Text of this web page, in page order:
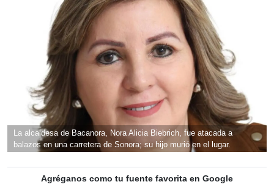
La alcaldesa de Bacanora, Nora Alicia Biebrich, fue atacada a
balazos en una carretera de Sonora; su hijo murió en el lugar.
Agréganos como tu fuente favorita en Google